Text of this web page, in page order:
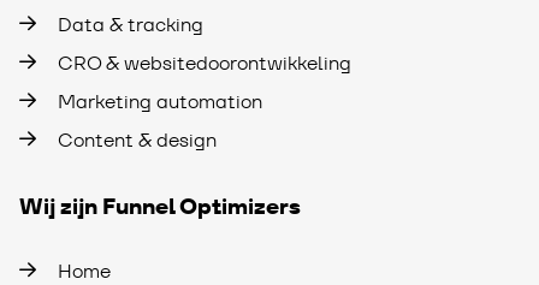
Data & tracking
CRO & websitedoorontwikkeling
Marketing automation
Content & design
Wij zijn Funnel Optimizers
Home